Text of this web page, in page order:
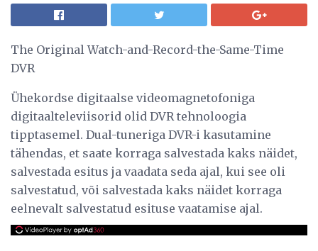
The Original Watch-and-Record-the-Same-Time
DVR
Ühekordse digitaalse videomagnetofoniga
digitaalteleviisorid olid DVR tehnoloogia
tipptasemel. Dual-tuneriga DVR-i kasutamine
tähendas, et saate korraga salvestada kaks näidet,
salvestada esitus ja vaadata seda ajal, kui see oli
salvestatud, või salvestada kaks näidet korraga
eelnevalt salvestatud esituse vaatamise ajal.